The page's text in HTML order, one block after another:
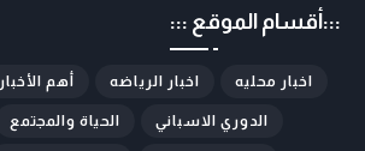
:::أقسام الموقع :::
أهم الأخبار اخبار الرياضه اخبار محليه
الحياة والمجتمع الدوري الاسباني